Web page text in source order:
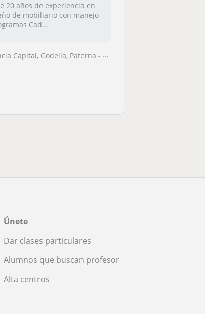
20 años de experiencia en
de mobiliario con manejo
Cad...
Godella, Paterna - La Cañada, Rocafort, San Antonio ...
Únete
Dar clases particulares
Alumnos que buscan profesor
Alta centros